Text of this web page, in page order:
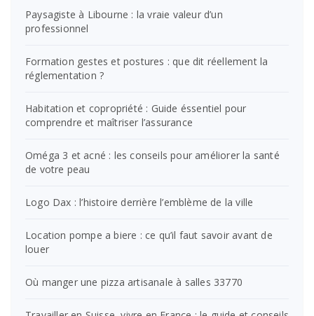
Paysagiste à Libourne : la vraie valeur d’un
professionnel
Formation gestes et postures : que dit réellement la
réglementation ?
Habitation et copropriété : Guide éssentiel pour
comprendre et maîtriser l’assurance
Oméga 3 et acné : les conseils pour améliorer la santé
de votre peau
Logo Dax : l’histoire derrière l’emblème de la ville
Location pompe a biere : ce qu’il faut savoir avant de
louer
Où manger une pizza artisanale à salles 33770